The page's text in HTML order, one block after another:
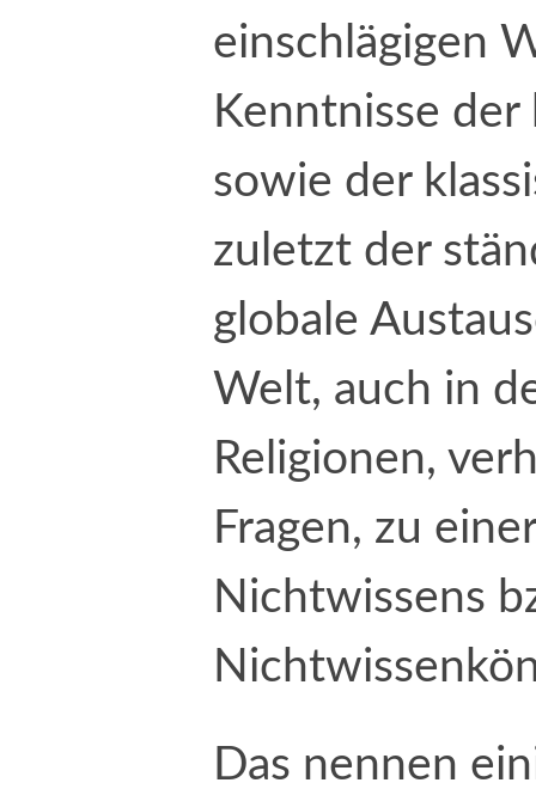
einschlägigen
Kenntnisse
sowie der
zuletzt der
globale
Welt, auch in
Religionen,
Fragen, zu
Nichtwissens
Das nennen